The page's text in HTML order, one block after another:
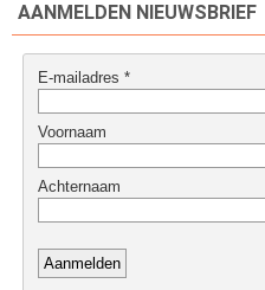
AANMELDEN NIEUWSBRIEF